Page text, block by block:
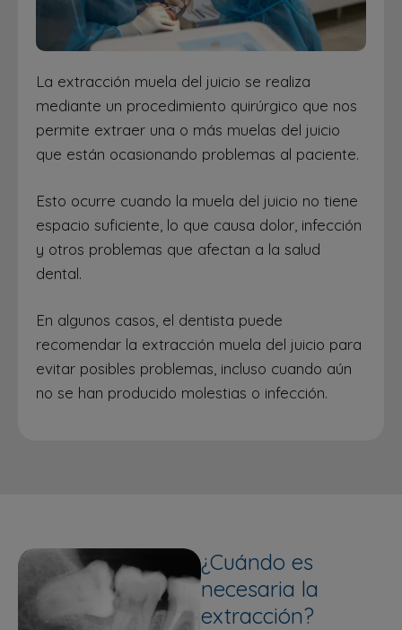
La extracción muela del juicio se realiza
mediante un procedimiento quirúrgico que nos
permite extraer una o más muelas del juicio
que están ocasionando problemas al paciente.
Esto ocurre cuando la muela del juicio no tiene
espacio suficiente, lo que causa dolor, infección
y otros problemas que afectan a la salud
dental.
En algunos casos, el dentista puede
recomendar la extracción muela del juicio para
evitar posibles problemas, incluso cuando aún
no se han producido molestias o infección.
¿Cuándo es
necesaria la
extracción?